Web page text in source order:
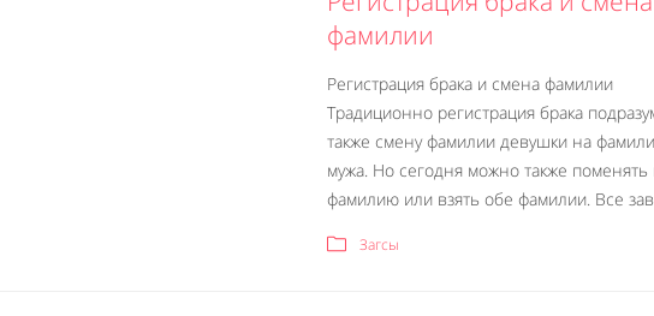
фамилии
Регистрация брака и смена фамилии
Традиционно регистрация брака
также смену фамилии девушки на
мужа. Но сегодня можно также поменять
фамилию или взять обе фамилии. Все
Загсы